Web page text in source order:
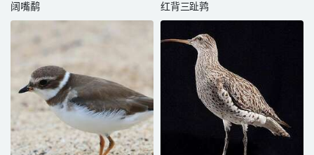
阔嘴鹬 红背三趾鹑